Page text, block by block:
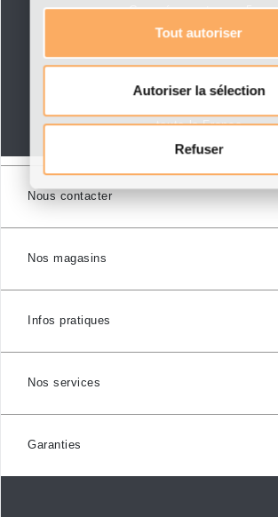
Tout autoriser
Autoriser la sélection
Refuser
- Canapés montagne, 5 ans
toute la France
Nous contacter
Nos magasins
Infos pratiques
Nos services
Garanties